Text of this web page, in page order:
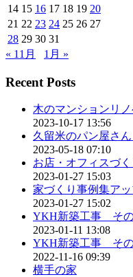
14 15 16 17 18 19 20
21 22 23 24 25 26 27
28 29 30 31
« 11月
1月 »
Recent Posts
木のマンションリ
2023-10-17 13:56
久留米のパン屋さ
2023-05-18 07:10
お店・オフィスづ
2023-01-27 15:03
家づくり事例集アッ
2023-01-27 15:02
YKH新築工事 そ
2023-01-11 13:08
YKH新築工事 そ
2022-11-16 09:39
横手の家